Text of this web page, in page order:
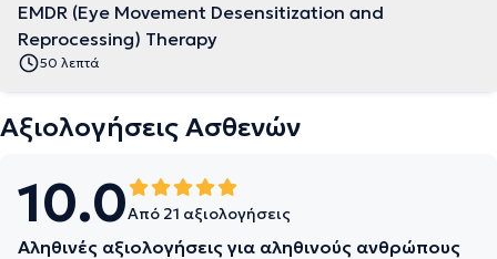
EMDR (Εye Movement Desensitization and
Reprocessing) Τherapy
50 λεπτά
Αξιολογήσεις Ασθενών
10.0Από 21 αξιολογήσεις
Αληθινές αξιολογήσεις για αληθινούς ανθρώπους